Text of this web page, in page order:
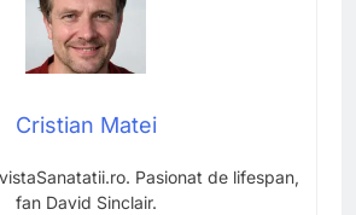
Cristian Matei
Pasionat de lifespan,
fan David Sinclair.